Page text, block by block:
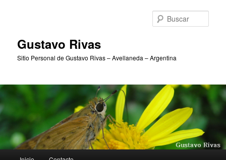
Gustavo Rivas
Sitio Personal de Gustavo Rivas – Avellaneda – Argentina